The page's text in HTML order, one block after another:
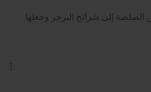
إلى شرائح البرجر وجعلها